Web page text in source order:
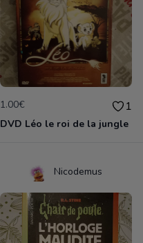
1.00€ 1
DVD Léo le roi de la jungle
Nicodemus